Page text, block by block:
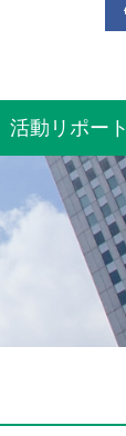
活動リポート